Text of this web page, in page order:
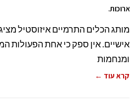
ארוכות.
מותג הכלים התרמיים איזוסטיל
אישיים. אין ספק כי אחת הפעולות
ומנחמות
קרא עוד ←